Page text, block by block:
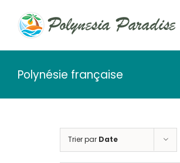
contenu
Polynésie française
Trier par Date